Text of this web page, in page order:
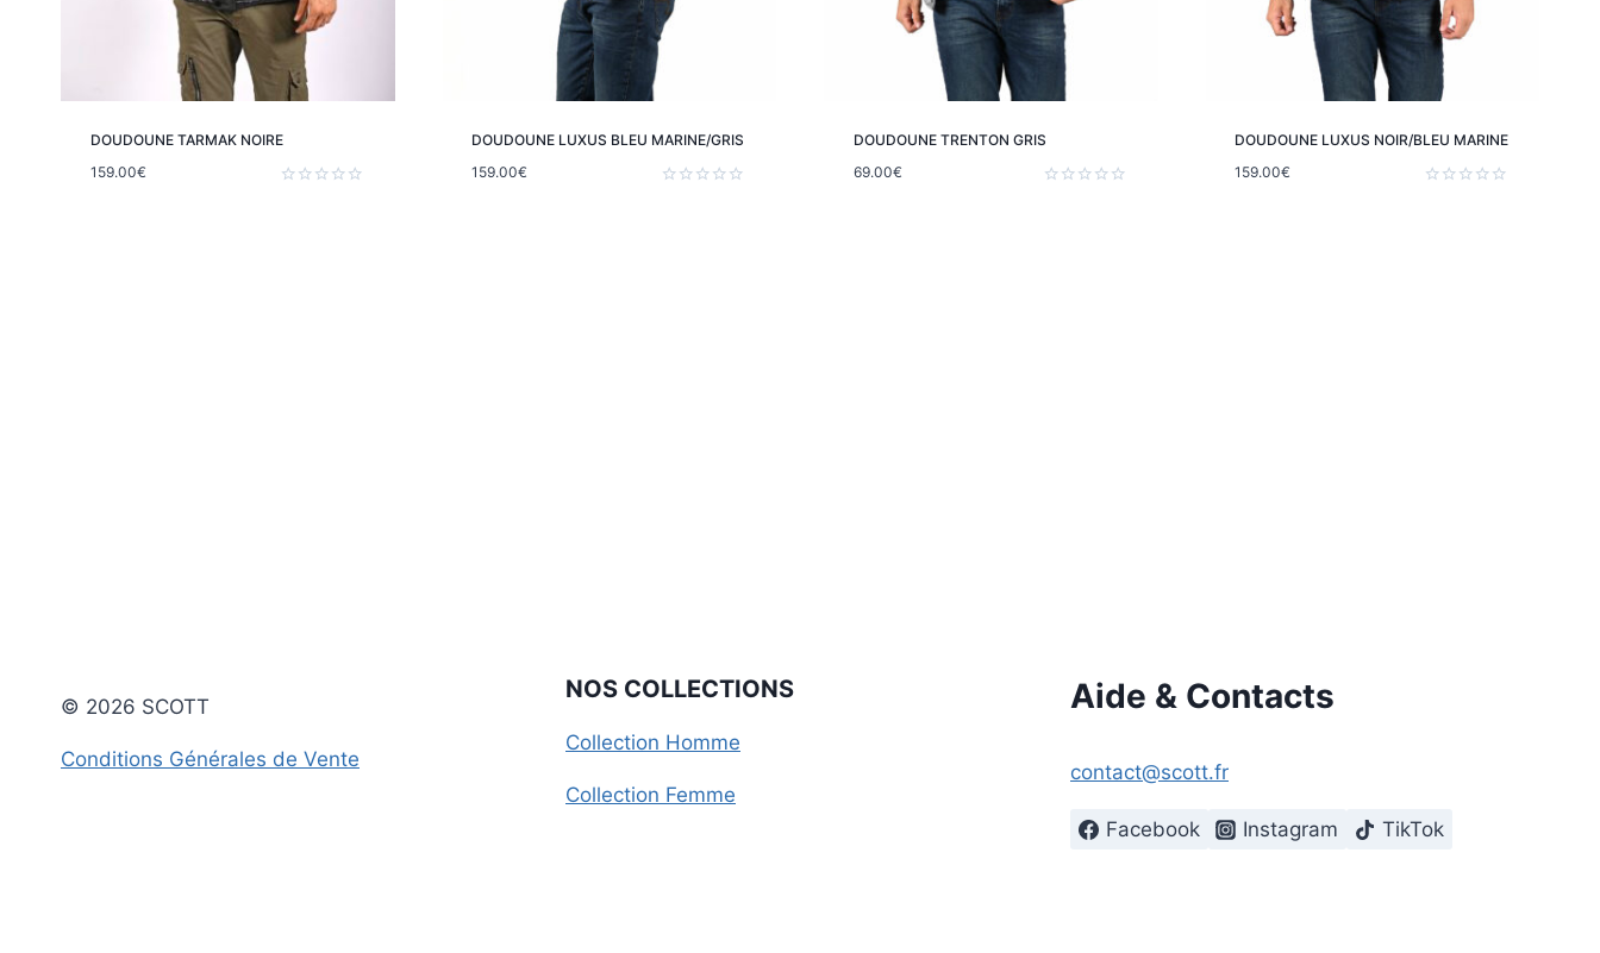
DOUDOUNE TARMAK NOIRE
159.00€
DOUDOUNE LUXUS BLEU MARINE/GRIS
159.00€
DOUDOUNE TRENTON GRIS
69.00€
DOUDOUNE LUXUS NOIR/BLEU MARINE
159.00€
© 2026 SCOTT
Conditions Générales de Vente
NOS COLLECTIONS
Collection Homme
Collection Femme
Aide & Contacts
contact@scott.fr
Facebook Instagram TikTok